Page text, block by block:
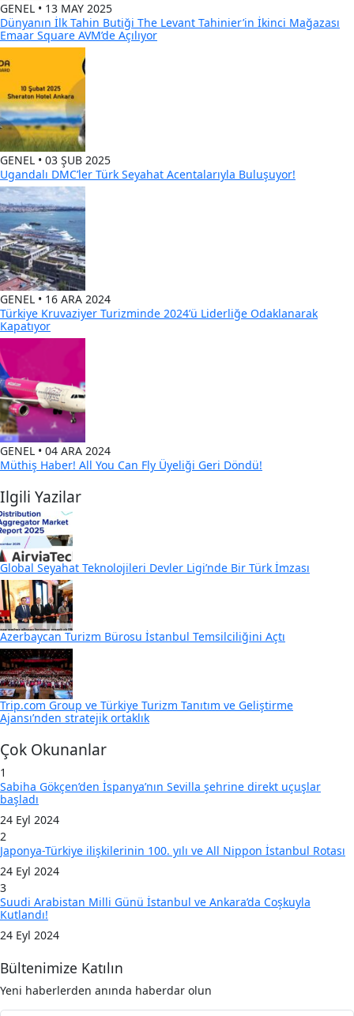
GENEL • 13 MAY 2025
Dünyanın İlk Tahin Butiği The Levant Tahinier’in İkinci Mağazası
Emaar Square AVM’de Açılıyor
GENEL • 03 ŞUB 2025
Ugandalı DMC’ler Türk Seyahat Acentalarıyla Buluşuyor!
GENEL • 16 ARA 2024
Türkiye Kruvaziyer Turizminde 2024’ü Liderliğe Odaklanarak
Kapatıyor
GENEL • 04 ARA 2024
Müthiş Haber! All You Can Fly Üyeliği Geri Döndü!
Ilgili Yazilar
Global Seyahat Teknolojileri Devler Ligi’nde Bir Türk İmzası
Azerbaycan Turizm Bürosu İstanbul Temsilciliğini Açtı
Trip.com Group ve Türkiye Turizm Tanıtım ve Geliştirme
Ajansı’nden stratejik ortaklık
Çok Okunanlar
1
Sabiha Gökçen’den İspanya’nın Sevilla şehrine direkt uçuşlar
başladı
24 Eyl 2024
2
Japonya-Türkiye ilişkilerinin 100. yılı ve All Nippon İstanbul Rotası
24 Eyl 2024
3
Suudi Arabistan Milli Günü İstanbul ve Ankara’da Coşkuyla
Kutlandı!
24 Eyl 2024
Bültenimize Katılın
Yeni haberlerden anında haberdar olun